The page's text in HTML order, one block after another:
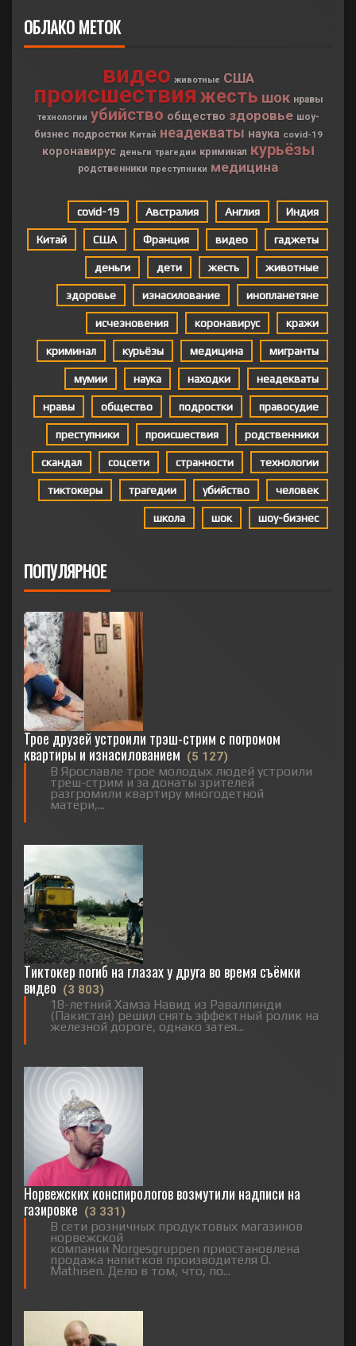
ОБЛАКО МЕТОК
видео животные США
происшествия жесть шок нравы
технологии убийство общество здоровье шоу-
бизнес подростки Китай неадекваты наука covid-19
коронавирус деньги трагедии криминал курьёзы
родственники преступники медицина
covid-19 Австралия Англия Индия
Китай США Франция видео гаджеты
деньги дети жесть животные
здоровье изнасилование инопланетяне
исчезновения коронавирус кражи
криминал курьёзы медицина мигранты
мумии наука находки неадекваты
нравы общество подростки правосудие
преступники происшествия родственники
скандал соцсети странности технологии
тиктокеры трагедии убийство человек
школа шок шоу-бизнес
ПОПУЛЯРНОЕ
Трое друзей устроили трэш-стрим с погромом
квартиры и изнасилованием (5 127)
В Ярославле трое молодых людей устроили
треш-стрим и за донаты зрителей
разгромили квартиру многодетной
матери,...
Тиктокер погиб на глазах у друга во время съёмки
видео (3 803)
18-летний Хамза Навид из Равалпинди
(Пакистан) решил снять эффектный ролик на
железной дороге, однако затея...
Норвежских конспирологов возмутили надписи на
газировке (3 331)
В сети розничных продуктовых магазинов
норвежской
компании Norgesgruppen приостановлена
продажа напитков производителя O.
Mathisen. Дело в том, что, по...